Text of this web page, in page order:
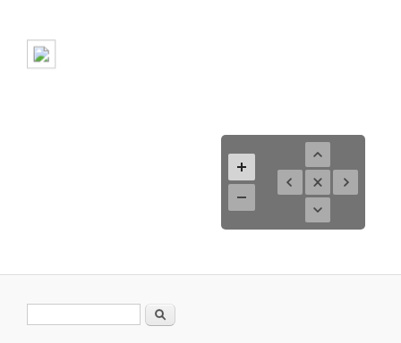
Formulario de búsqueda
Buscar